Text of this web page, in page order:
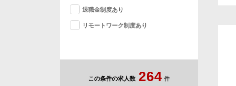
退職金制度あり
リモートワーク制度あり
この条件の求人数 264 件